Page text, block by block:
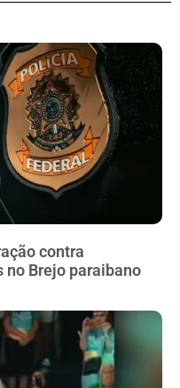
contra
Brejo paraibano